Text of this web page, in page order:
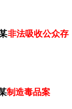
非法吸收公众存
制造毒品案